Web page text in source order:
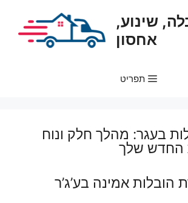
שינוע,
אחסון
תפריט
בעגר: מהלך חלק ונוח
החדש שלך
הובלות אמינה בע’ג’ר